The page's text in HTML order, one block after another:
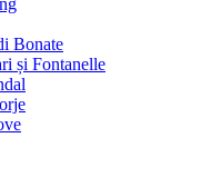
Bonate
și Fontanelle